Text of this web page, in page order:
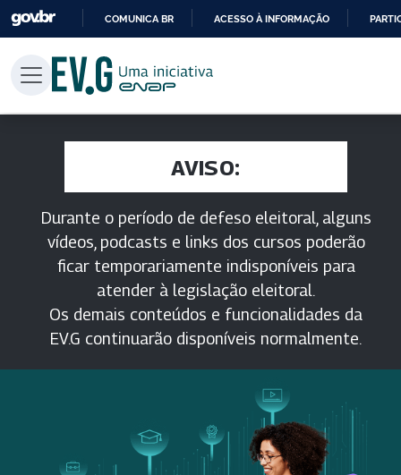
PARA
CONTEÚDO
COMUNICA BR ACESSO À INFORMAÇÃO
AVISO:
Durante o período de defeso eleitoral, alguns
vídeos, podcasts e links dos cursos poderão
ficar temporariamente indisponíveis para
atender à legislação eleitoral.
Os demais conteúdos e funcionalidades da
EV.G continuarão disponíveis normalmente.